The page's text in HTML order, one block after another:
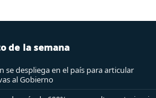
de la semana
se despliega en el país para articular
al Gobierno